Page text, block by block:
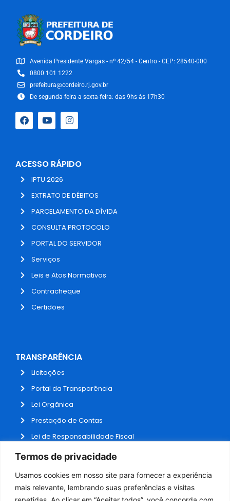
Termos de privacidade
Usamos cookies em nosso site para fornecer a experiência
mais relevante, lembrando suas preferências e visitas
Avenida Presidente Vargas - nº 42/54 - Centro - CEP: 28540-000
0800 101 1222
prefeitura@cordeiro.rj.gov.br
De segunda-feira a sexta-feira: das 9hs às 17h30
ACESSO RÁPIDO
IPTU 2026
EXTRATO DE DÉBITOS
PARCELAMENTO DA DÍVIDA
CONSULTA PROTOCOLO
PORTAL DO SERVIDOR
Serviços
Leis e Atos Normativos
Contracheque
Certidões
TRANSPARÊNCIA
Licitações
Portal da Transparência
Lei Orgânica
Prestação de Contas
Lei de Responsabilidade Fiscal
Receitas e Despesas
Fale Conosco